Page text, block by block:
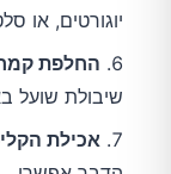
יוגורטים, או
החלפת
שיבולת שועל
אכילת